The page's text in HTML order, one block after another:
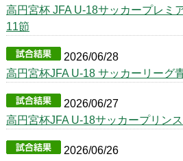
青森黒田魂
高円宮杯 JFA U-18サッカープレミ
11節
2026/06/28
高円宮杯JFA U-18 サッカーリーグ
2026/06/27
高円宮杯JFA U-18サッカープリン
2026/06/26